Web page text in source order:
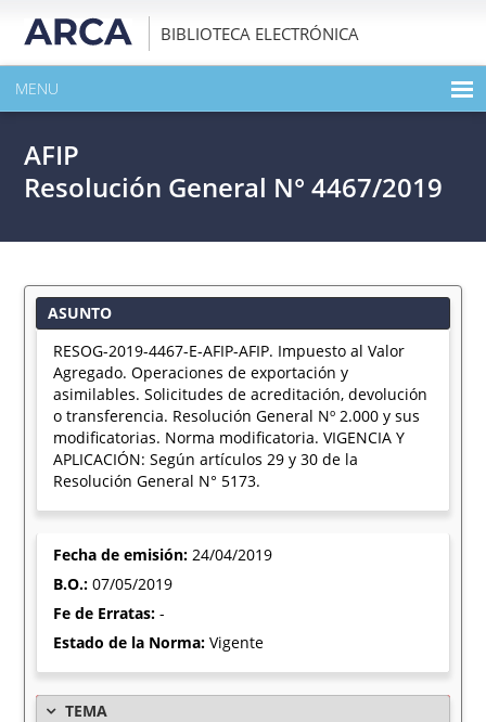
BIBLIOTECA ELECTRÓNICA
MENU
EXPANDIR TODO EL CONTENIDO DE LA PUBLICACIÓN
AFIP
Resolución General N° 4467/2019
ASUNTO
RESOG-2019-4467-E-AFIP-AFIP. Impuesto al Valor
Agregado. Operaciones de exportación y
asimilables. Solicitudes de acreditación, devolución
o transferencia. Resolución General Nº 2.000 y sus
modificatorias. Norma modificatoria. VIGENCIA Y
APLICACIÓN: Según artículos 29 y 30 de la
Resolución General N° 5173.
Fecha de emisión:24/04/2019
B.O.:07/05/2019
Fe de Erratas:-
Estado de la Norma:Vigente
TEMA